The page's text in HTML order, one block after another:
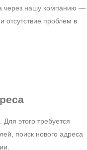
через нашу компанию —
отсутствие проблем в
этого требуется
поиск нового адреса